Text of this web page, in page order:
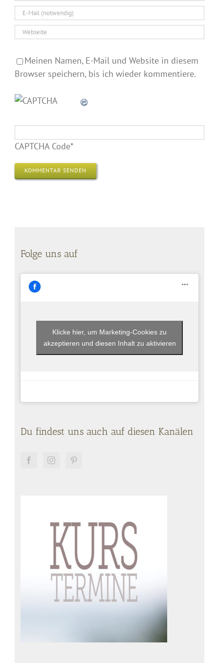
Meinen Namen, E-Mail und Website in diesem
Browser speichern, bis ich wieder kommentiere.
CAPTCHA Code*
Folge uns auf
Klicke hier, um Marketing-Cookies zu
akzeptieren und diesen Inhalt zu aktivieren
Du findest uns auch auf diesen Kanälen